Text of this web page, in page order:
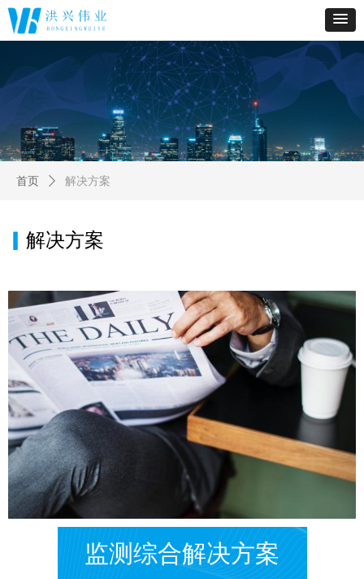
首页 ꄲ 解决方案
解决方案
监测综合解决方案